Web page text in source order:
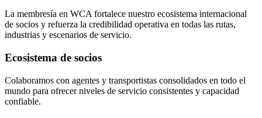
La membresía en WCA fortalece nuestro ecosistema internacional
de socios y refuerza la credibilidad operativa en todas las rutas,
industrias y escenarios de servicio.
Ecosistema de socios
Colaboramos con agentes y transportistas consolidados en todo el
mundo para ofrecer niveles de servicio consistentes y capacidad
confiable.